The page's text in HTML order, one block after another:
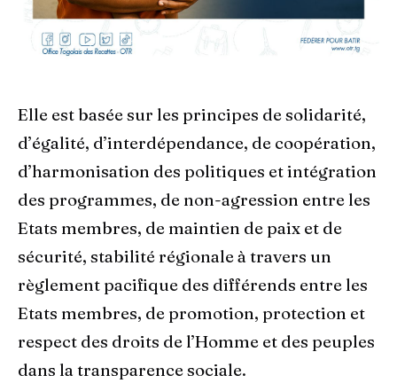
Elle est basée sur les principes de solidarité,
d’égalité, d’interdépendance, de coopération,
d’harmonisation des politiques et intégration
des programmes, de non-agression entre les
Etats membres, de maintien de paix et de
sécurité, stabilité régionale à travers un
règlement pacifique des différends entre les
Etats membres, de promotion, protection et
respect des droits de l’Homme et des peuples
dans la transparence sociale.